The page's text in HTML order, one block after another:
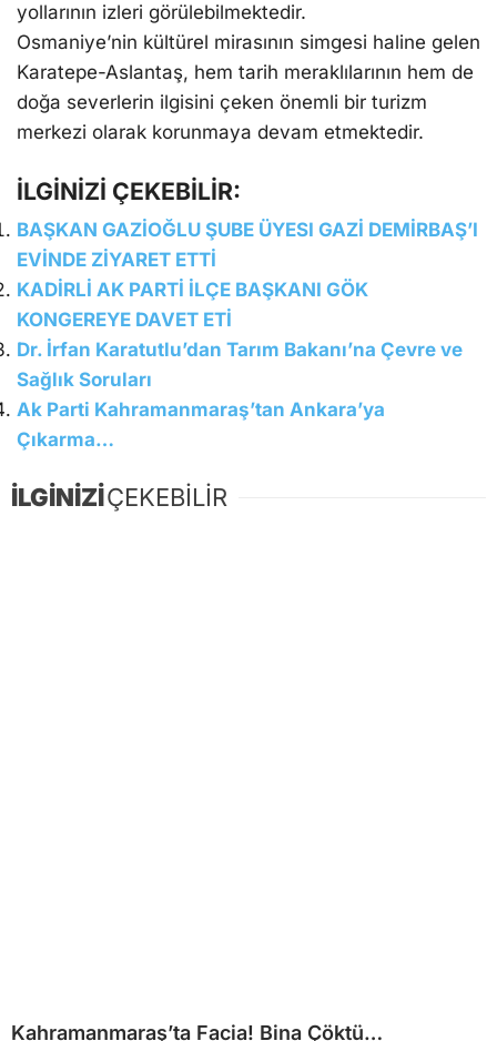
yollarının izleri görülebilmektedir.
Osmaniye’nin kültürel mirasının simgesi haline gelen
Karatepe-Aslantaş, hem tarih meraklılarının hem de
doğa severlerin ilgisini çeken önemli bir turizm
merkezi olarak korunmaya devam etmektedir.
İLGİNİZİ ÇEKEBİLİR:
BAŞKAN GAZİOĞLU ŞUBE ÜYESI GAZİ DEMİRBAŞ’I
EVİNDE ZİYARET ETTİ
KADİRLİ AK PARTİ İLÇE BAŞKANI GÖK
KONGEREYE DAVET ETİ
Dr. İrfan Karatutlu’dan Tarım Bakanı’na Çevre ve
Sağlık Soruları
Ak Parti Kahramanmaraş’tan Ankara’ya
Çıkarma…
İLGİNİZİÇEKEBİLİR
Kahramanmaraş’ta Facia! Bina Çöktü…